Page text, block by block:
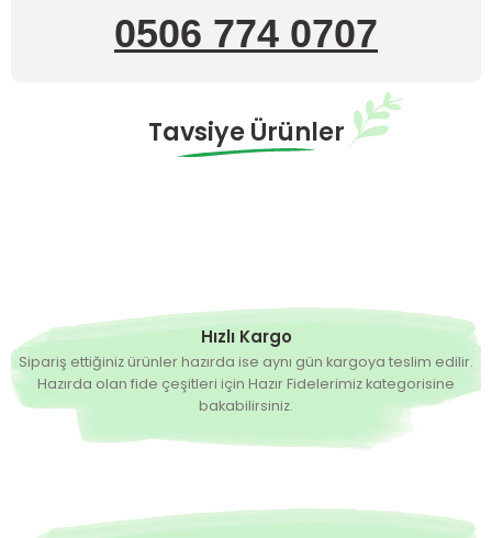
0506 774 0707
Tavsiye Ürünler
Hazırda Yok
Troy F1 Oturak Domates Fidesi
10,00 TL
0,00 TL
Hızlı Kargo
Sipariş ettiğiniz ürünler hazırda ise aynı gün kargoya teslim edilir.
Hazırda olan fide çeşitleri için Hazır Fidelerimiz kategorisine
bakabilirsiniz.